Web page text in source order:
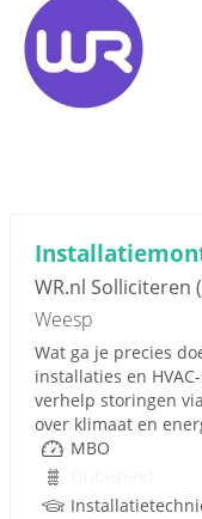
WR.nl Solliciteren
Weesp
Wat ga je precies
installaties en
verhelp storingen
over klimaat en
MBO